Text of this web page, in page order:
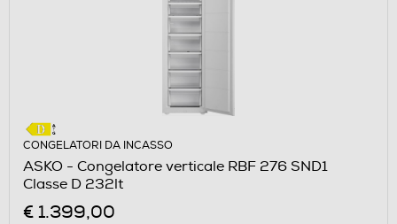
CONGELATORI DA INCASSO
ASKO - Congelatore verticale RBF 276 SND1
Classe D 232lt
€ 1.399,00